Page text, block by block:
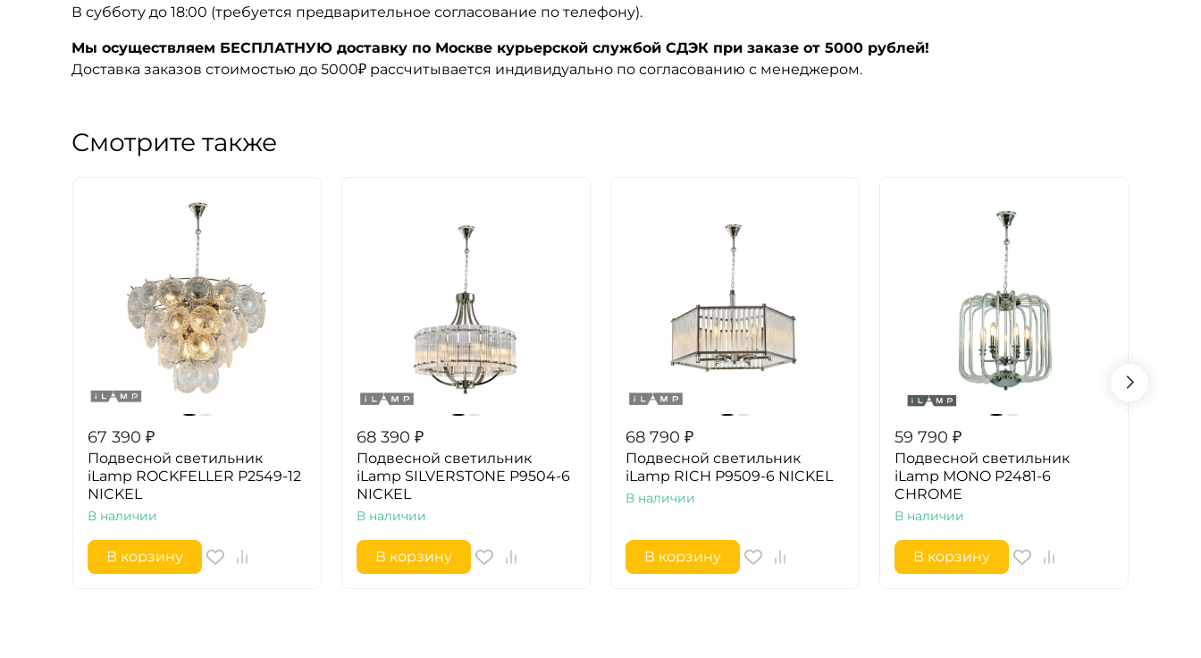
В субботу до 18:00 (требуется предварительное согласование по телефону).
Мы осуществляем БЕСПЛАТНУЮ доставку по Москве курьерской службой СДЭК при заказе от 5000 рублей!
Доставка заказов стоимостью до 5000₽ рассчитывается индивидуально по согласованию с менеджером.
Смотрите также
67 390 ₽
Подвесной светильник
iLamp ROCKFELLER P2549-12
NICKEL
В наличии
В корзину
68 390 ₽
Подвесной светильник
iLamp SILVERSTONE P9504-6
NICKEL
В наличии
В корзину
68 790 ₽
Подвесной светильник
iLamp RICH P9509-6 NICKEL
В наличии
В корзину
59 790 ₽
Подвесной светильник
iLamp MONO P2481-6
CHROME
В наличии
В корзину